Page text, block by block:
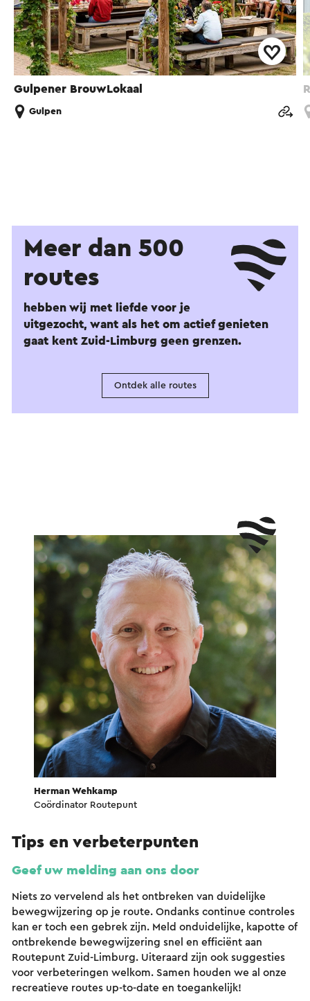
Gulpener BrouwLokaal
Gulpen
Meer dan 500
routes
hebben wij met liefde voor je
uitgezocht, want als het om actief genieten
gaat kent Zuid-Limburg geen grenzen.
Ontdek alle routes
Herman Wehkamp
Coördinator Routepunt
Tips en verbeterpunten
Geef uw melding aan ons door
Niets zo vervelend als het ontbreken van duidelijke
bewegwijzering op je route. Ondanks continue controles
kan er toch een gebrek zijn. Meld onduidelijke, kapotte of
ontbrekende bewegwijzering snel en efficiënt aan
Routepunt Zuid-Limburg. Uiteraard zijn ook suggesties
voor verbeteringen welkom. Samen houden we al onze
recreatieve routes up-to-date en toegankelijk!